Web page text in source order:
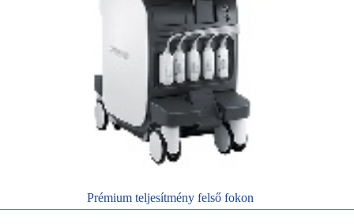
Prémium teljesítmény felső fokon